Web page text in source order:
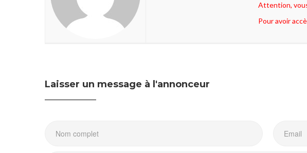
Attention,
Pour avoir
Laisser un message à l'annonceur